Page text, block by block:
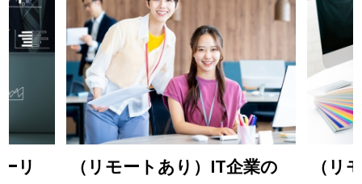
リ
（リモートあり）IT企業の
（リ